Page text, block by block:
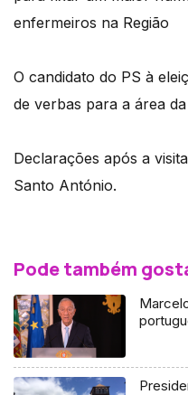
enfermeiros na Região
O candidato do PS à
de verbas para a área
Declarações após a
Santo António.
Pode também